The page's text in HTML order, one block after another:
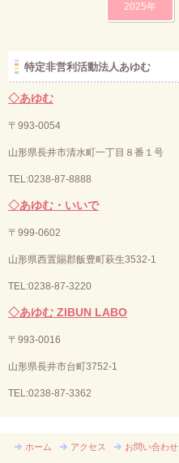
2025年
特定非営利活動法人あゆむ
◇あゆむ
〒993-0054
山形県長井市清水町一丁目８番１号
TEL:0238-87-8888
◇あゆむ・いいで
〒 999-0602
山形県西置賜郡飯豊町萩生3532-1
TEL:0238-87-3220
◇あゆむ ZIBUN LABO
〒 993-0016
山形県長井市台町3752-1
TEL:0238-87-3362
ホーム アクセス お問い合わせ